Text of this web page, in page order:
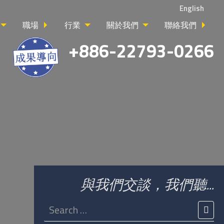
English
職場 行業 關於我們 聯絡我們
+886-22793-0266
與我們交談，我們聽...
Search
for: